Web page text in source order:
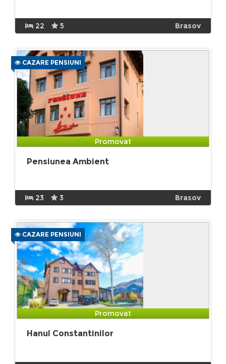
22 5 Brasov
CAZARE PENSIUNI
Promovat
Pensiunea Ambient
23 3 Brasov
CAZARE PENSIUNI
Promovat
Hanul Constantinilor